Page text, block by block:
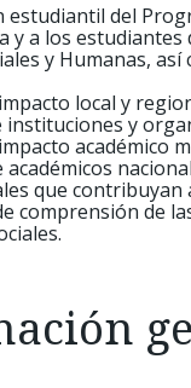
estudiantil del
y a los estudiantes
y Humanas,
local y
instituciones y
académico
académicos
que contribuyan
comprensión de